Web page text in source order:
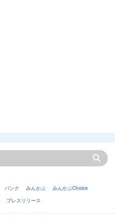
バンク みんかぶ
みんかぶChoice
プレスリリース